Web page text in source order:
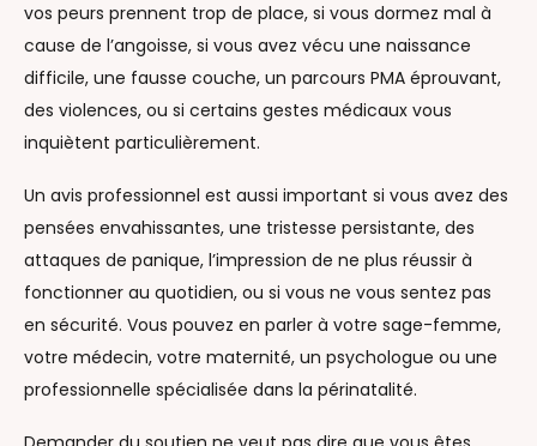
vos peurs prennent trop de place, si vous dormez mal à
cause de l’angoisse, si vous avez vécu une naissance
difficile, une fausse couche, un parcours PMA éprouvant,
des violences, ou si certains gestes médicaux vous
inquiètent particulièrement.
Un avis professionnel est aussi important si vous avez des
pensées envahissantes, une tristesse persistante, des
attaques de panique, l’impression de ne plus réussir à
fonctionner au quotidien, ou si vous ne vous sentez pas
en sécurité. Vous pouvez en parler à votre sage-femme,
votre médecin, votre maternité, un psychologue ou une
professionnelle spécialisée dans la périnatalité.